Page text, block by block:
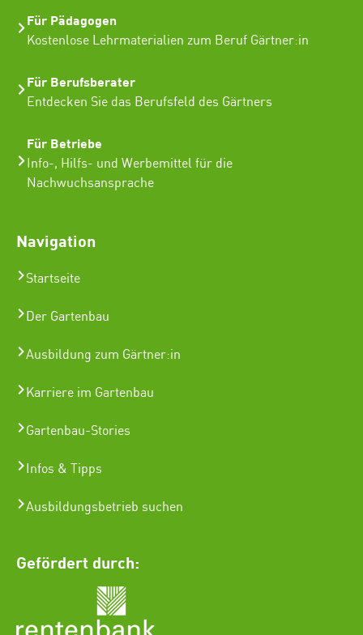
Für Pädagogen
Kostenlose Lehrmaterialien zum Beruf Gärtner:in
Für Berufsberater
Entdecken Sie das Berufsfeld des Gärtners
Für Betriebe
Info-, Hilfs- und Werbemittel für die
Nachwuchsansprache
Navigation
Startseite
Der Gartenbau
Ausbildung zum Gärtner:in
Karriere im Gartenbau
Gartenbau-Stories
Infos & Tipps
Ausbildungsbetrieb suchen
Gefördert durch: